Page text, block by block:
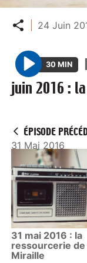
Partager
24 Juin
P
l
30 MIN
juin 2016 :
ÉPISODE
31 Mai 2016
31 mai 2016 : la
ressourcerie de
Miraille